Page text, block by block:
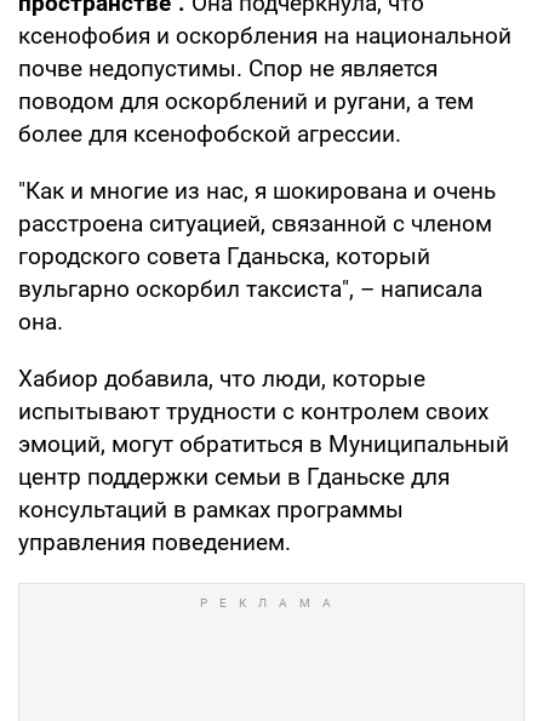
ксенофобия и оскорбления на национальной
почве недопустимы. Спор не является
поводом для оскорблений и ругани, а тем
более для ксенофобской агрессии.
"Как и многие из нас, я шокирована и очень
расстроена ситуацией, связанной с членом
городского совета Гданьска, который
вульгарно оскорбил таксиста", – написала
она.
Хабиор добавила, что люди, которые
испытывают трудности с контролем своих
эмоций, могут обратиться в Муниципальный
центр поддержки семьи в Гданьске для
консультаций в рамках программы
управления поведением.